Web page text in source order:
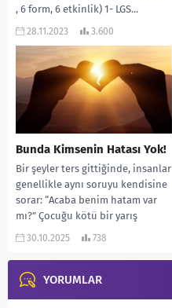
, 6 form, 6 etkinlik) 1- LGS...
28.11.2023 3.600
Bunda Kimsenin Hatası Yok!
Bir şeyler ters gittiğinde, insanlar
genellikle aynı soruyu kendisine
sorar: “Acaba benim hatam var
mı?” Çocuğu kötü bir yarış
geçirdiğinde,...
30.10.2025 738
YORUMLAR